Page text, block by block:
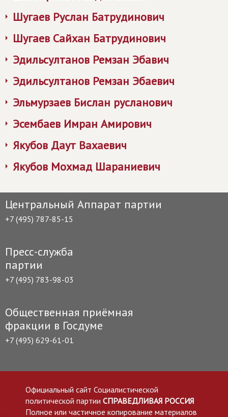
Шугаев Руслан Батрудинович
Шугаев Сайхан Батрудинович
Эдильсултанов Ремзан Эбавич
Эдильсултанов Ремзан Эбаевич
Эльмурзаев Бислан русланович
Эсембаев Имран Амирович
Якубов Даут Вахаевич
Якубов Мохмад Шараниевич
Центральный Аппарат партии
+7 (495) 787-85-15
Пресс-служба
партии
+7 (495) 783-98-03
Общественная приёмная
фракции в Госдуме
+7 (495) 629-61-01
Официальный сайт Социалистической
политической партии СПРАВЕДЛИВАЯ РОССИЯ
Полное или частичное копирование материалов